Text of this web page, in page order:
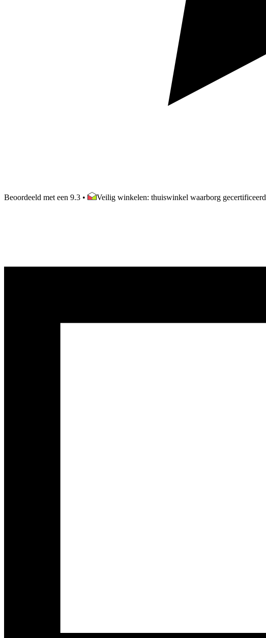
Beoordeeld met een 9.3 • Veilig winkelen: thuiswinkel waarborg gecertificeerd